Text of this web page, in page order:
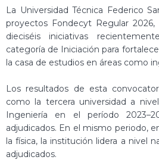
La Universidad Técnica Federico
proyectos Fondecyt Regular
dieciséis iniciativas
categoría de Iniciación para
la casa de estudios en áreas como
Los resultados de esta
como la tercera universidad a
Ingeniería en el período
adjudicados. En el mismo periodo,
la física, la institución lidera a nivel
adjudicados.